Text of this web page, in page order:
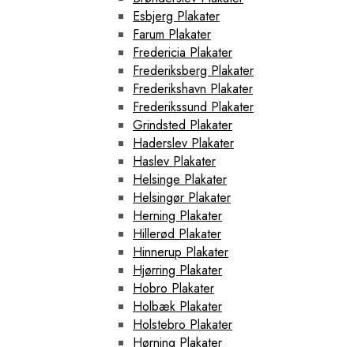
Esbjerg Plakater
Farum Plakater
Fredericia Plakater
Frederiksberg Plakater
Frederikshavn Plakater
Frederikssund Plakater
Grindsted Plakater
Haderslev Plakater
Haslev Plakater
Helsinge Plakater
Helsingør Plakater
Herning Plakater
Hillerød Plakater
Hinnerup Plakater
Hjørring Plakater
Hobro Plakater
Holbæk Plakater
Holstebro Plakater
Hørning Plakater